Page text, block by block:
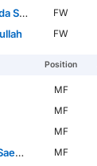
FW
FW
Position
MF
MF
MF
MF